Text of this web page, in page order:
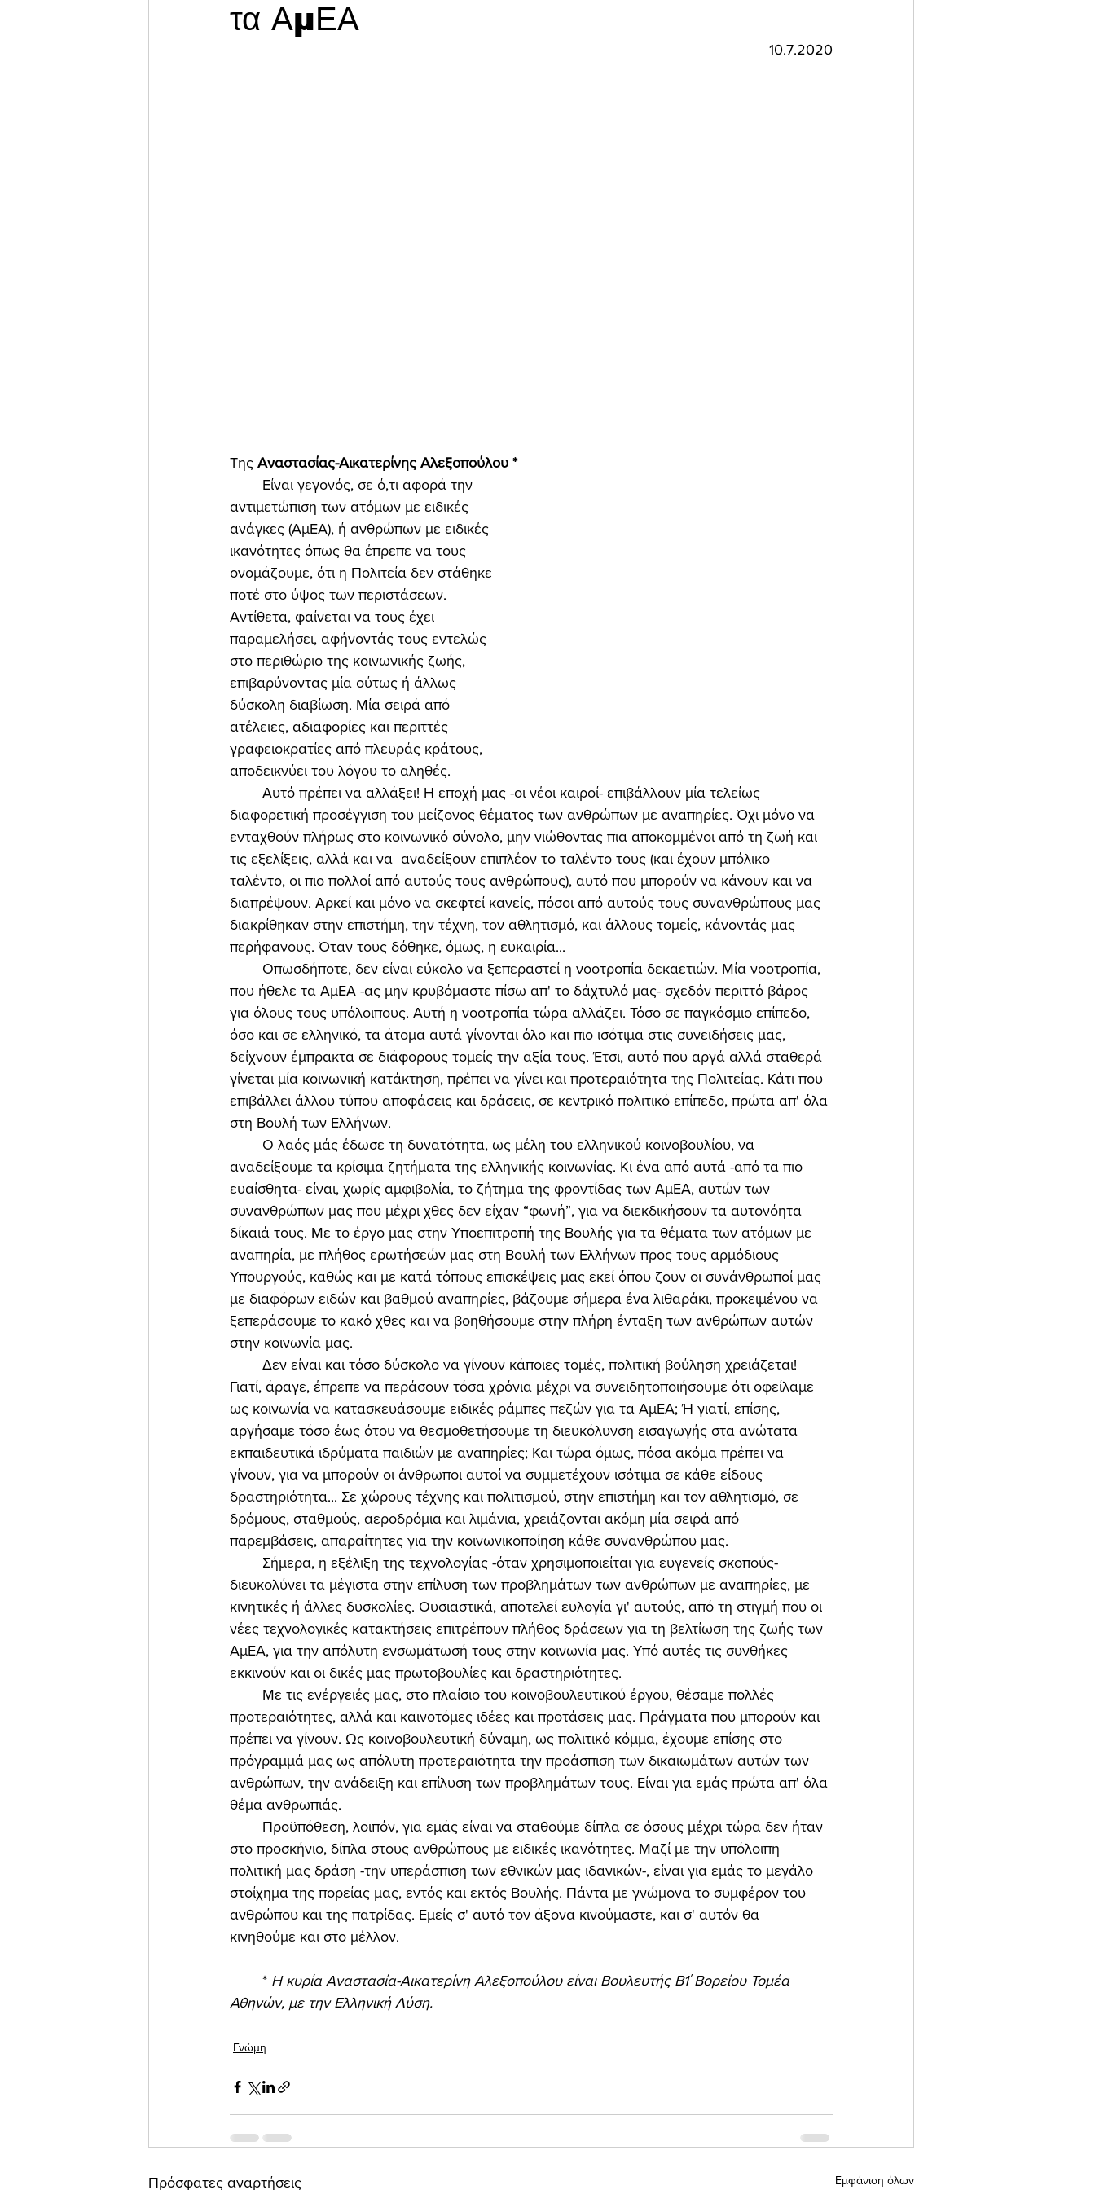
τα ΑμΕΑ
10.7.2020
Της Αναστασίας-Αικατερίνης Αλεξοπούλου *
αντιμετώπιση των ατόμων με ειδικές
ανάγκες (ΑμΕΑ), ή ανθρώπων με ειδικές
ικανότητες όπως θα έπρεπε να τους
ονομάζουμε, ότι η Πολιτεία δεν στάθηκε
ποτέ στο ύψος των περιστάσεων.
Αντίθετα, φαίνεται να τους έχει
παραμελήσει, αφήνοντάς τους εντελώς
στο περιθώριο της κοινωνικής ζωής,
επιβαρύνοντας μία ούτως ή άλλως
δύσκολη διαβίωση. Μία σειρά από
ατέλειες, αδιαφορίες και περιττές
γραφειοκρατίες από πλευράς κράτους,
αποδεικνύει του λόγου το αληθές.
διαφορετική προσέγγιση του μείζονος θέματος των ανθρώπων με αναπηρίες. Όχι μόνο να
ενταχθούν πλήρως στο κοινωνικό σύνολο, μην νιώθοντας πια αποκομμένοι από τη ζωή και
τις εξελίξεις, αλλά και να  αναδείξουν επιπλέον το ταλέντο τους (και έχουν μπόλικο
ταλέντο, οι πιο πολλοί από αυτούς τους ανθρώπους), αυτό που μπορούν να κάνουν και να
διαπρέψουν. Αρκεί και μόνο να σκεφτεί κανείς, πόσοι από αυτούς τους συνανθρώπους μας
διακρίθηκαν στην επιστήμη, την τέχνη, τον αθλητισμό, και άλλους τομείς, κάνοντάς μας
περήφανους. Όταν τους δόθηκε, όμως, η ευκαιρία...
που ήθελε τα ΑμΕΑ -ας μην κρυβόμαστε πίσω απ' το δάχτυλό μας- σχεδόν περιττό βάρος
για όλους τους υπόλοιπους. Αυτή η νοοτροπία τώρα αλλάζει. Τόσο σε παγκόσμιο επίπεδο,
όσο και σε ελληνικό, τα άτομα αυτά γίνονται όλο και πιο ισότιμα στις συνειδήσεις μας,
δείχνουν έμπρακτα σε διάφορους τομείς την αξία τους. Έτσι, αυτό που αργά αλλά σταθερά
γίνεται μία κοινωνική κατάκτηση, πρέπει να γίνει και προτεραιότητα της Πολιτείας. Κάτι που
επιβάλλει άλλου τύπου αποφάσεις και δράσεις, σε κεντρικό πολιτικό επίπεδο, πρώτα απ' όλα
στη Βουλή των Ελλήνων.
αναδείξουμε τα κρίσιμα ζητήματα της ελληνικής κοινωνίας. Κι ένα από αυτά -από τα πιο
ευαίσθητα- είναι, χωρίς αμφιβολία, το ζήτημα της φροντίδας των ΑμΕΑ, αυτών των
συνανθρώπων μας που μέχρι χθες δεν είχαν “φωνή”, για να διεκδικήσουν τα αυτονόητα
δίκαιά τους. Με το έργο μας στην Υποεπιτροπή της Βουλής για τα θέματα των ατόμων με
αναπηρία, με πλήθος ερωτήσεών μας στη Βουλή των Ελλήνων προς τους αρμόδιους
Υπουργούς, καθώς και με κατά τόπους επισκέψεις μας εκεί όπου ζουν οι συνάνθρωποί μας
με διαφόρων ειδών και βαθμού αναπηρίες, βάζουμε σήμερα ένα λιθαράκι, προκειμένου να
ξεπεράσουμε το κακό χθες και να βοηθήσουμε στην πλήρη ένταξη των ανθρώπων αυτών
στην κοινωνία μας.
Γιατί, άραγε, έπρεπε να περάσουν τόσα χρόνια μέχρι να συνειδητοποιήσουμε ότι οφείλαμε
ως κοινωνία να κατασκευάσουμε ειδικές ράμπες πεζών για τα ΑμΕΑ; Ή γιατί, επίσης,
αργήσαμε τόσο έως ότου να θεσμοθετήσουμε τη διευκόλυνση εισαγωγής στα ανώτατα
εκπαιδευτικά ιδρύματα παιδιών με αναπηρίες; Και τώρα όμως, πόσα ακόμα πρέπει να
γίνουν, για να μπορούν οι άνθρωποι αυτοί να συμμετέχουν ισότιμα σε κάθε είδους
δραστηριότητα... Σε χώρους τέχνης και πολιτισμού, στην επιστήμη και τον αθλητισμό, σε
δρόμους, σταθμούς, αεροδρόμια και λιμάνια, χρειάζονται ακόμη μία σειρά από
παρεμβάσεις, απαραίτητες για την κοινωνικοποίηση κάθε συνανθρώπου μας.
διευκολύνει τα μέγιστα στην επίλυση των προβλημάτων των ανθρώπων με αναπηρίες, με
κινητικές ή άλλες δυσκολίες. Ουσιαστικά, αποτελεί ευλογία γι' αυτούς, από τη στιγμή που οι
νέες τεχνολογικές κατακτήσεις επιτρέπουν πλήθος δράσεων για τη βελτίωση της ζωής των
ΑμΕΑ, για την απόλυτη ενσωμάτωσή τους στην κοινωνία μας. Υπό αυτές τις συνθήκες
εκκινούν και οι δικές μας πρωτοβουλίες και δραστηριότητες.
προτεραιότητες, αλλά και καινοτόμες ιδέες και προτάσεις μας. Πράγματα που μπορούν και
πρέπει να γίνουν. Ως κοινοβουλευτική δύναμη, ως πολιτικό κόμμα, έχουμε επίσης στο
πρόγραμμά μας ως απόλυτη προτεραιότητα την προάσπιση των δικαιωμάτων αυτών των
ανθρώπων, την ανάδειξη και επίλυση των προβλημάτων τους. Είναι για εμάς πρώτα απ' όλα
θέμα ανθρωπιάς.
στο προσκήνιο, δίπλα στους ανθρώπους με ειδικές ικανότητες. Μαζί με την υπόλοιπη
πολιτική μας δράση -την υπεράσπιση των εθνικών μας ιδανικών-, είναι για εμάς το μεγάλο
στοίχημα της πορείας μας, εντός και εκτός Βουλής. Πάντα με γνώμονα το συμφέρον του
ανθρώπου και της πατρίδας. Εμείς σ' αυτό τον άξονα κινούμαστε, και σ' αυτόν θα
κινηθούμε και στο μέλλον.
	*
Η κυρία Αναστασία-Αικατερίνη Αλεξοπούλου είναι Βουλευτής Β1΄ Βορείου Τομέα
Αθηνών, με την Ελληνική Λύση.
Γνώμη
Πρόσφατες αναρτήσεις Εμφάνιση όλων